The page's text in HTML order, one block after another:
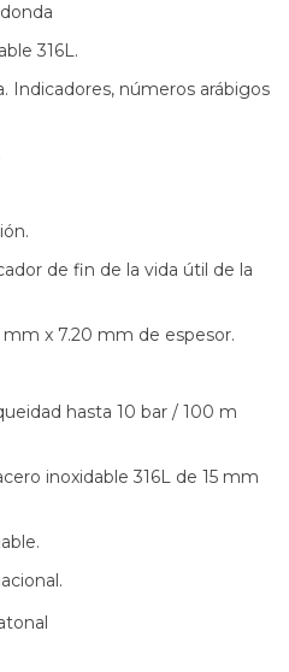
316L.
Indicadores, números arábigos
de fin de la vida útil de la
x 7.20 mm de espesor.
hasta 10 bar / 100 m
inoxidable 316L de 15 mm